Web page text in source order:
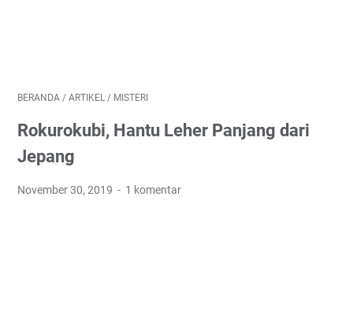
BERANDA / ARTIKEL / MISTERI
Rokurokubi, Hantu Leher Panjang dari
Jepang
November 30, 2019 1 komentar